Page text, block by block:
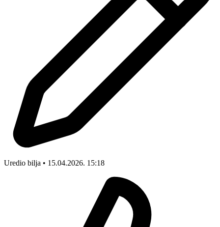
Uredio bilja • 15.04.2026. 15:18